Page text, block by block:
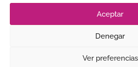
Aceptar
Denegar
Ver preferencias